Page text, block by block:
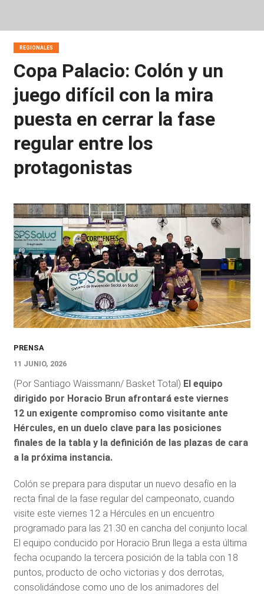
REGIONALES
Copa Palacio: Colón y un
juego difícil con la mira
puesta en cerrar la fase
regular entre los
protagonistas
PRENSA
11 JUNIO, 2026
(Por Santiago Waissmann/ Basket Total) El equipo
dirigido por Horacio Brun afrontará este viernes
12 un exigente compromiso como visitante ante
Hércules, en un duelo clave para las posiciones
finales de la tabla y la definición de las plazas de cara
a la próxima instancia.
Colón se prepara para disputar un nuevo desafío en la
recta final de la fase regular del campeonato, cuando
visite este viernes 12 a Hércules en un encuentro
programado para las 21.30 en cancha del conjunto local.
El equipo conducido por Horacio Brun llega a esta última
fecha ocupando la tercera posición de la tabla con 18
puntos, producto de ocho victorias y dos derrotas,
consolidándose como uno de los animadores del